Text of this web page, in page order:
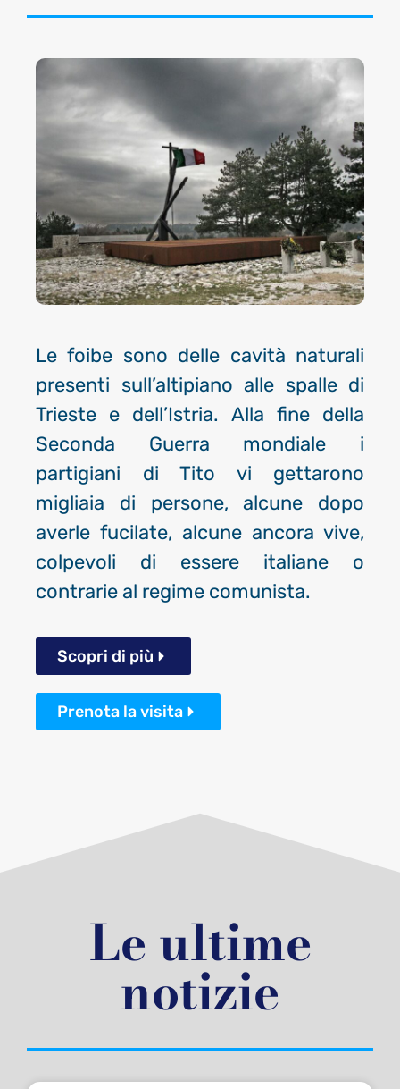
Lefoibe sono delle cavità naturali
presenti sull’altipiano alle spalle di
Trieste e dell’Istria. Alla fine della
Seconda Guerra mondiale i
partigiani di Tito vi gettarono
migliaia di persone, alcune dopo
averle fucilate, alcune ancora vive,
colpevoli di essere italiane o
contrarie al regime comunista.
Scopri di più
Prenota la visita
Le ultime
notizie